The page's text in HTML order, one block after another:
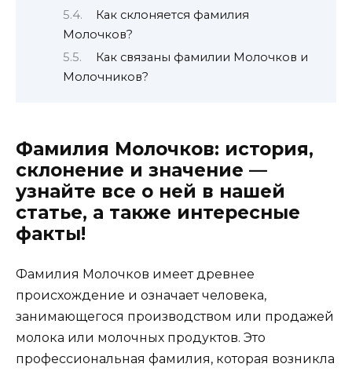
Как склоняется фамилия
Молочков?
Как связаны фамилии Молочков и
Молочников?
Фамилия Молочков: история,
склонение и значение —
узнайте все о ней в нашей
статье, а также интересные
факты!
Фамилия Молочков имеет древнее
происхождение и означает человека,
занимающегося производством или продажей
молока или молочных продуктов. Это
профессиональная фамилия, которая возникла